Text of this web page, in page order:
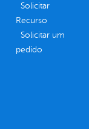
Solicitar
Recurso
Solicitar um
pedido